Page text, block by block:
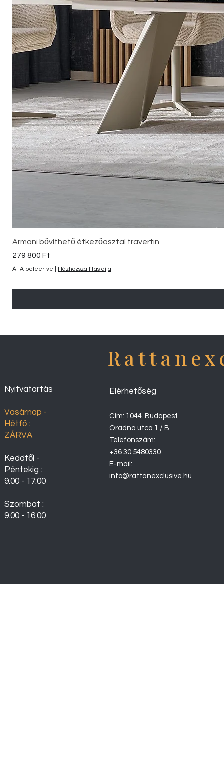
Armani bővíthető étkezőasztal travertin
Ár
279 800 Ft
ÁFA beleértve Házhozszállítás díja
Nyitvatartás
Vasárnap -
Hétfő :
ZÁRVA
Keddtől -
Péntekig :
9.00 - 17.00
Szombat :
9.00 - 16.00
Elérhetőség
Cím: 1044. Budapest
Óradna utca 1 / B
Telefonszám:
+36 30 5480330
E-mail:
info@rattanexclusive.hu